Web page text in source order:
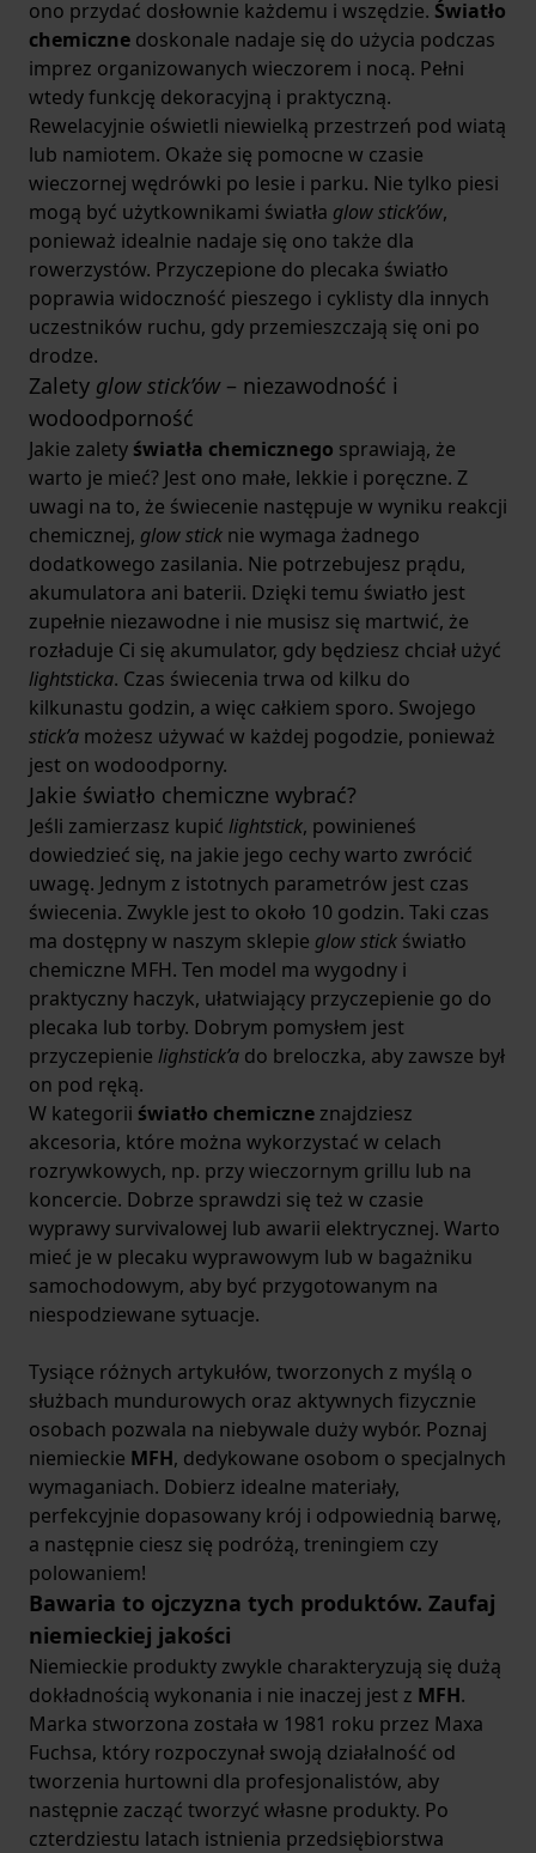
ono przydać dosłownie każdemu i wszędzie. Światło
chemiczne doskonale nadaje się do użycia podczas
imprez organizowanych wieczorem i nocą. Pełni
wtedy funkcję dekoracyjną i praktyczną.
Rewelacyjnie oświetli niewielką przestrzeń pod wiatą
lub namiotem. Okaże się pomocne w czasie
wieczornej wędrówki po lesie i parku. Nie tylko piesi
mogą być użytkownikami światła glow stick’ów,
ponieważ idealnie nadaje się ono także dla
rowerzystów. Przyczepione do plecaka światło
poprawia widoczność pieszego i cyklisty dla innych
uczestników ruchu, gdy przemieszczają się oni po
drodze.
Zalety glow stick’ów– niezawodność i
wodoodporność
Jakie zalety światła chemicznego sprawiają, że
warto je mieć? Jest ono małe, lekkie i poręczne. Z
uwagi na to, że świecenie następuje w wyniku reakcji
chemicznej, glow stick nie wymaga żadnego
dodatkowego zasilania. Nie potrzebujesz prądu,
akumulatora ani baterii. Dzięki temu światło jest
zupełnie niezawodne i nie musisz się martwić, że
rozładuje Ci się akumulator, gdy będziesz chciał użyć
lightsticka. Czas świecenia trwa od kilku do
kilkunastu godzin, a więc całkiem sporo. Swojego
stick’a możesz używać w każdej pogodzie, ponieważ
jest on wodoodporny.
Jakie światło chemiczne wybrać?
Jeśli zamierzasz kupić lightstick, powinieneś
dowiedzieć się, na jakie jego cechy warto zwrócić
uwagę. Jednym z istotnych parametrów jest czas
świecenia. Zwykle jest to około 10 godzin. Taki czas
ma dostępny w naszym sklepie glow stick światło
chemiczne MFH. Ten model ma wygodny i
praktyczny haczyk, ułatwiający przyczepienie go do
plecaka lub torby. Dobrym pomysłem jest
przyczepienie lighstick’a do breloczka, aby zawsze był
on pod ręką.
W kategorii światło chemiczneznajdziesz
akcesoria, które można wykorzystać w celach
rozrywkowych, np. przy wieczornym grillu lub na
koncercie. Dobrze sprawdzi się też w czasie
wyprawy survivalowej lub awarii elektrycznej. Warto
mieć je w plecaku wyprawowym lub w bagażniku
samochodowym, aby być przygotowanym na
niespodziewane sytuacje.
Tysiące różnych artykułów, tworzonych z myślą o
służbach mundurowych oraz aktywnych fizycznie
osobach pozwala na niebywale duży wybór. Poznaj
niemieckie MFH, dedykowane osobom o specjalnych
wymaganiach. Dobierz idealne materiały,
perfekcyjnie dopasowany krój i odpowiednią barwę,
a następnie ciesz się podróżą, treningiem czy
polowaniem!
Bawaria to ojczyzna tych produktów. Zaufaj
niemieckiej jakości
Niemieckie produkty zwykle charakteryzują się dużą
dokładnością wykonania i nie inaczej jest z MFH.
Marka stworzona została w 1981 roku przez Maxa
Fuchsa, który rozpoczynał swoją działalność od
tworzenia hurtowni dla profesjonalistów, aby
następnie zacząć tworzyć własne produkty. Po
czterdziestu latach istnienia przedsiębiorstwa